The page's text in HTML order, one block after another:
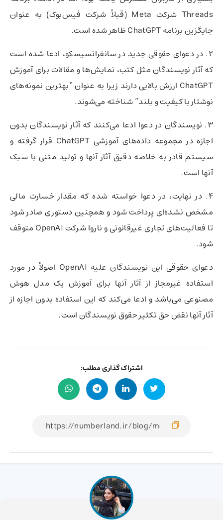
Threads شرکت Meta (قبلاً شرکت فیس‌بوک) به عنوان
جایگزین برنامه ChatGPT ظاهر شده است.
2. در دعوای حقوقی جدید در سانفرانسیسکو، ادعا شده است
که آثار نویسندگان مثل کتب، نمایش‌ها و مقالات برای آموزش
ChatGPT ارزش بالایی دارند زیرا به عنوان “بهترین نمونه‌های
نوشتار با کیفیت و بلند” شناخته می‌شوند.
3. نویسندگان در دعوا ادعا می‌کنند که آثار نویسندگان بدون
اجازه در مجموعه داده‌های آموزشی ChatGPT قرار گرفته و
سیستم قادر به خلاصه دقیق آثار آنها و تولید متنی با سبک
آنها است.
4. در نهایت، در دعوا خواسته شده که مقدار خسارت مالی
مشخص نشده‌ای پرداخت شود و همچنین دستوری صادر شود
تا فعالیت‌های تجاری غیرقانونی و ناروا شرکت OpenAI متوقف
شود.
دعوای حقوقی این نویسندگان علیه OpenAI اصولاً در مورد
استفاده غیرمجاز از آثار آنها برای آموزش یک مدل هوش
مصنوعی می‌باشد و ادعا می‌کند که این استفاده بدون اجازه از
آثار آنها نقض حق تکثیر حقوق نویسندگان است.
اشتراک گذاری مطلب: